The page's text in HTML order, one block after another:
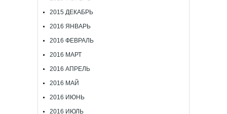
2015 ДЕКАБРЬ
2016 ЯНВАРЬ
2016 ФЕВРАЛЬ
2016 МАРТ
2016 АПРЕЛЬ
2016 МАЙ
2016 ИЮНЬ
2016 ИЮЛЬ